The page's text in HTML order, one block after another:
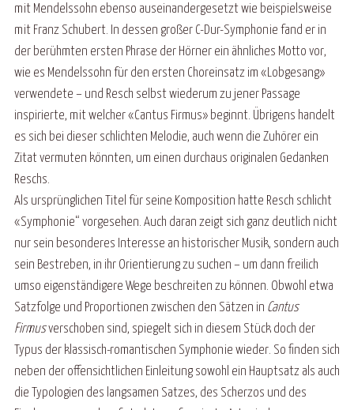
mit Mendelssohn ebenso auseinandergesetzt wie beispielsweise
mit Franz Schubert. In dessen großer C-Dur-Symphonie fand er in
der berühmten ersten Phrase der Hörner ein ähnliches Motto vor,
wie es Mendelssohn für den ersten Choreinsatz im «Lobgesang»
verwendete – und Resch selbst wiederum zu jener Passage
inspirierte, mit welcher «Cantus Firmus» beginnt. Übrigens handelt
es sich bei dieser schlichten Melodie, auch wenn die Zuhörer ein
Zitat vermuten könnten, um einen durchaus originalen Gedanken
Reschs.
Als ursprünglichen Titel für seine Komposition hatte Resch schlicht
«Symphonie“ vorgesehen. Auch daran zeigt sich ganz deutlich nicht
nur sein besonderes Interesse an historischer Musik, sondern auch
sein Bestreben, in ihr Orientierung zu suchen – um dann freilich
umso eigenständigere Wege beschreiten zu können. Obwohl etwa
Satzfolge und Proportionen zwischen den Sätzen in Cantus
Firmusverschoben sind, spiegelt sich in diesem Stück doch der
Typus der klassisch-romantischen Symphonie wieder. So finden sich
neben der offensichtlichen Einleitung sowohl ein Hauptsatz als auch
die Typologien des langsamen Satzes, des Scherzos und des